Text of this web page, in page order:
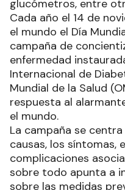
glucómetros, entre
Cada año el 14 de
el mundo el Día
campaña de
enfermedad
Internacional de
Mundial de la Salud
respuesta al
el mundo.
La campaña se
causas, los síntomas,
complicaciones
sobre todo apunta a
sobre las medidas